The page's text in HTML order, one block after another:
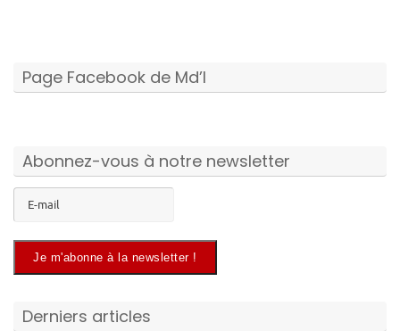
Page Facebook de Md’I
Abonnez-vous à notre newsletter
Derniers articles